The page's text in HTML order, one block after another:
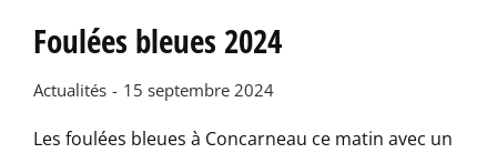
Foulées bleues 2024
Actualités 15 septembre 2024
Les foulées bleues à Concarneau ce matin avec un